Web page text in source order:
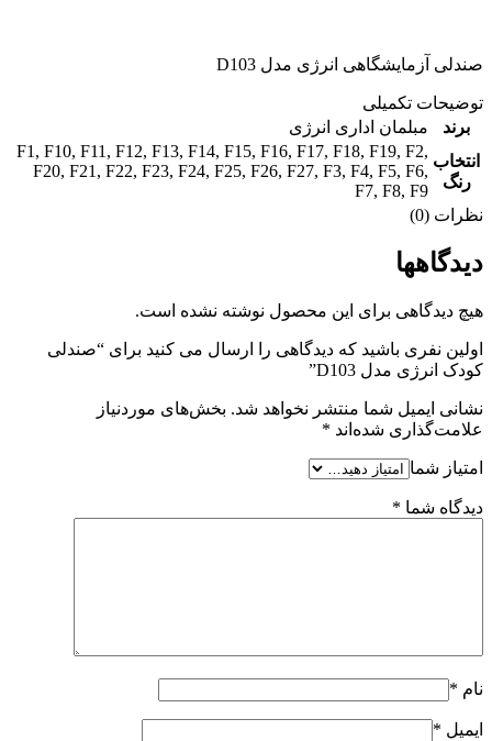
صندلی آزمایشگاهی انرژی مدل D103
توضیحات تکمیلی
برند
مبلمان اداری انرژی
انتخاب
رنگ
F1 , F10, F11 , F12, F13, F14, F15, F16, F17, F18, F19, F2,
F20, F21 , F22, F23, F24, F25, F26, F27, F3, F4, F5, F6,
F7, F8, F9
نظرات (0)
دیدگاهها
هیچ دیدگاهی برای این محصول نوشته نشده است.
اولین نفری باشید که دیدگاهی را ارسال می کنید برای “صندلی
کودک انرژی مدل D103”
نشانی ایمیل شما منتشر نخواهد شد. بخش‌های موردنیاز
علامت‌گذاری شده‌اند *
امتیاز شما
دیدگاه شما *
نام *
ایمیل *